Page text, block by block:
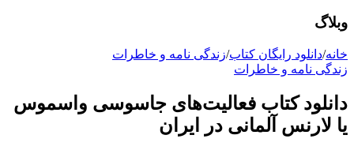
وبلاگ
خانه/دانلود رایگان کتاب/زندگی نامه و خاطرات
زندگی نامه و خاطرات
دانلود کتاب فعالیت‌های جاسوسی واسموس
یا لارنس آلمانی در ایران